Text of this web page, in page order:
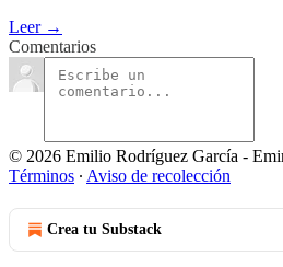
Leer →
Comentarios
© 2026 Emilio Rodríguez García -
Términos ∙ Aviso de recolección
Crea tu Substack